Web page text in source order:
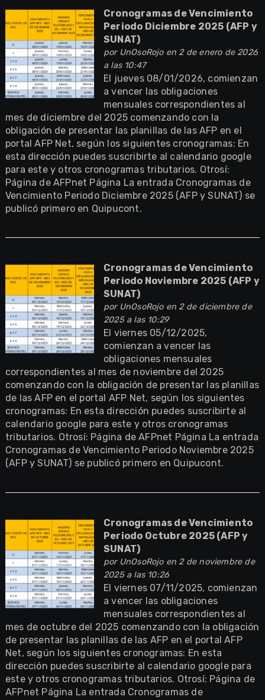
Cronogramas de Vencimiento
Periodo Diciembre 2025 (AFP y
SUNAT)
por UnOsoRojoen 2 de enero de 2026
a las 10:47
El jueves 08/01/2026, comienzan
a vencer las obligaciones
mensuales correspondientes al
mes de diciembre del 2025 comenzando con la
obligación de presentar las planillas de las AFP en el
portal AFP Net, según los siguientes cronogramas: En
esta dirección puedes suscribirte al calendario google
para este y otros cronogramas tributarios. Otrosí:
Página de AFPnet Página La entrada Cronogramas de
Vencimiento Periodo Diciembre 2025 (AFP y SUNAT) se
publicó primero en Quipucont.
Cronogramas de Vencimiento
Periodo Noviembre 2025 (AFP y
SUNAT)
por UnOsoRojoen 2 de diciembre de
2025 a las 10:29
El viernes 05/12/2025,
comienzan a vencer las
obligaciones mensuales
correspondientes al mes de noviembre del 2025
comenzando con la obligación de presentar las planillas
de las AFP en el portal AFP Net, según los siguientes
cronogramas: En esta dirección puedes suscribirte al
calendario google para este y otros cronogramas
tributarios. Otrosí: Página de AFPnet Página La entrada
Cronogramas de Vencimiento Periodo Noviembre 2025
(AFP y SUNAT) se publicó primero en Quipucont.
Cronogramas de Vencimiento
Periodo Octubre 2025 (AFP y
SUNAT)
por UnOsoRojoen 2 de noviembre de
2025 a las 10:26
El viernes 07/11/2025, comienzan
a vencer las obligaciones
mensuales correspondientes al
mes de octubre del 2025 comenzando con la obligación
de presentar las planillas de las AFP en el portal AFP
Net, según los siguientes cronogramas: En esta
dirección puedes suscribirte al calendario google para
este y otros cronogramas tributarios. Otrosí: Página de
AFPnet Página La entrada Cronogramas de